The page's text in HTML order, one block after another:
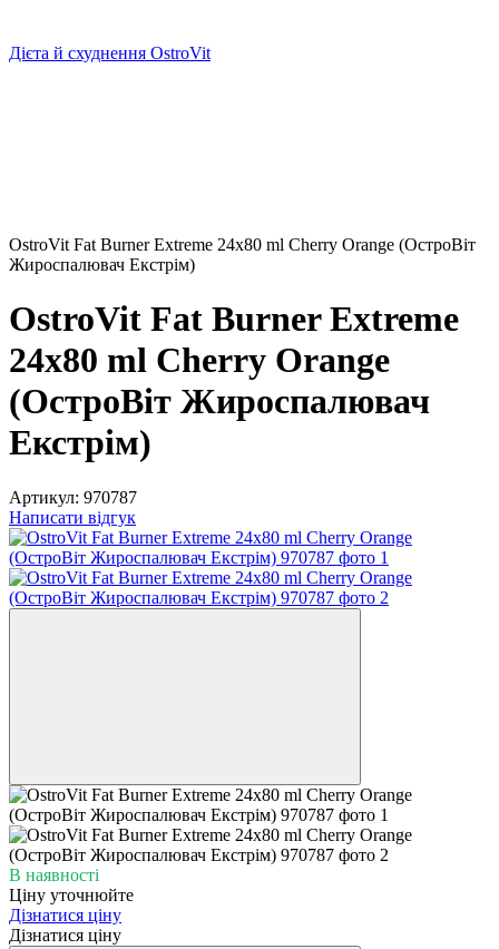
Дієта й схуднення OstroVit
OstroVit Fat Burner Extreme 24x80 ml Cherry Orange (ОстроВіт
Жироспалювач Екстрім)
OstroVit Fat Burner Extreme
24x80 ml Cherry Orange
(ОстроВіт Жироспалювач
Екстрім)
Артикул: 970787
Написати відгук
В наявності
Ціну уточнюйте
Дізнатися ціну
Дізнатися ціну